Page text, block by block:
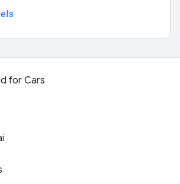
for Cars